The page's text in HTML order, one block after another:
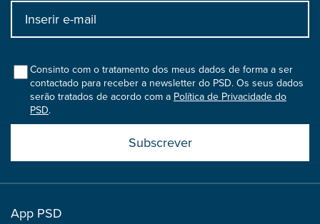
Input
bootstrap
colConsinto com o tratamento dos meus dados de forma a ser
contactado para receber a newsletter do PSD. Os seus dados
serão tratados de acordo com a Política de Privacidade do
PSD.
boostrap
col
App PSD